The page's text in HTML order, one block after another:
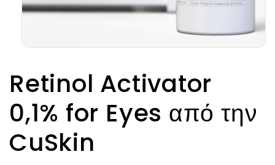
στο
βοηθητικό
Retinol Activator
0,1% for Eyes από την
CuSkin